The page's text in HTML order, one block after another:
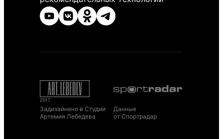
Задизайнено в Студии
Артемия Лебедева
Данные
от Спортрадар